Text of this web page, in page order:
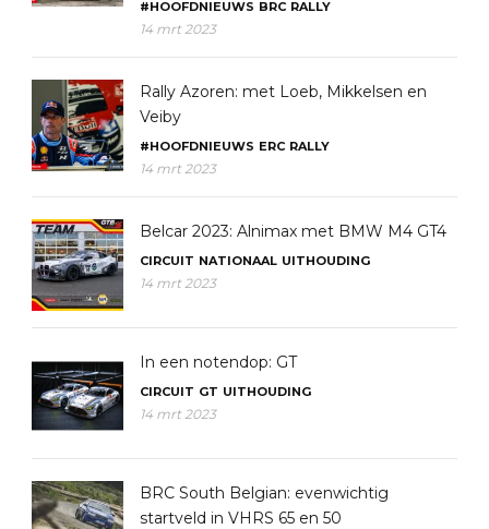
#HOOFDNIEUWS BRC RALLY
14 mrt 2023
Rally Azoren: met Loeb, Mikkelsen en
Veiby
#HOOFDNIEUWS ERC RALLY
14 mrt 2023
Belcar 2023: Alnimax met BMW M4 GT4
CIRCUIT NATIONAAL UITHOUDING
14 mrt 2023
In een notendop: GT
CIRCUIT GT UITHOUDING
14 mrt 2023
BRC South Belgian: evenwichtig
startveld in VHRS 65 en 50